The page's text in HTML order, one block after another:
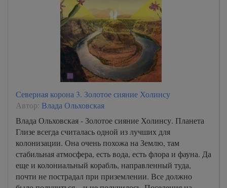
Северная корона 3. Золотое сияние Холинсу
Автор: Влада Ольховская
Влада Ольховская - Золотое сияние Холинсу. Планета
Глизе всегда считалась одной из лучших для
колонизации. Она очень похожа на Землю, там
стабильная атмосфера, есть вода, есть флора и фауна. Да
еще и колониальный корабль, направленный туда,
почти не пострадал при приземлении. Все должно